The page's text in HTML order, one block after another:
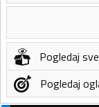
Pogledaj
Pogledaj